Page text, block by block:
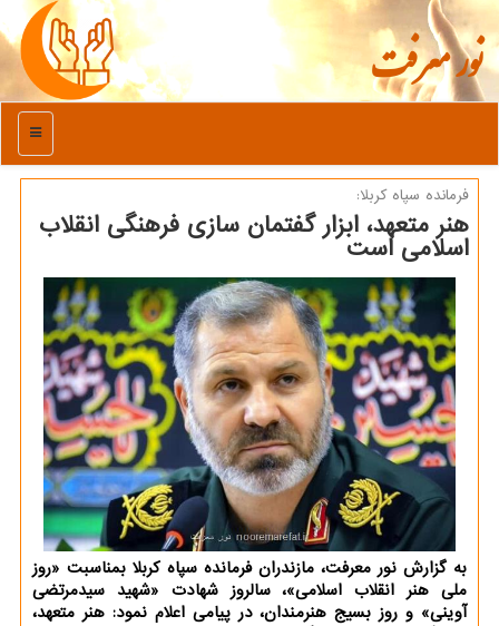
نور معرفت
منو
فرمانده سپاه كربلا:
هنر متعهد، ابزار گفتمان سازی فرهنگی انقلاب
اسلامی است
به گزارش نور معرفت، مازندران فرمانده سپاه کربلا بمناسبت «روز
ملی هنر انقلاب اسلامی»، سالروز شهادت «شهید سیدمرتضی
آوینی» و روز بسیج هنرمندان، در پیامی اعلام نمود: هنر متعهد،